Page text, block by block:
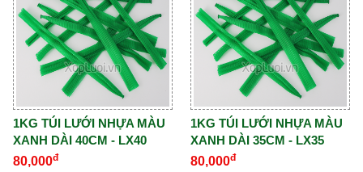
1KG TÚI LƯỚI NHỰA MÀU
XANH DÀI 40CM - LX40
80,000đ
1KG TÚI LƯỚI NHỰA MÀU
XANH DÀI 35CM - LX35
80,000đ